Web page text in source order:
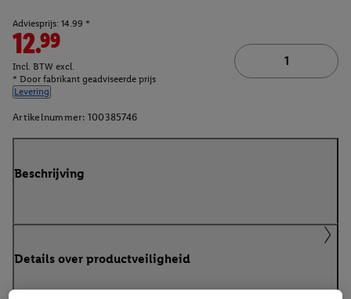
Adviesprijs: 14.99 *
12.99
Incl. BTW excl.
* Door fabrikant geadviseerde prijs
Levering
Artikelnummer: 100385746
Beschrijving
Details over productveiligheid